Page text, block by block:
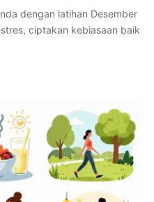
dengan latihan Desember
ciptakan kebiasaan baik